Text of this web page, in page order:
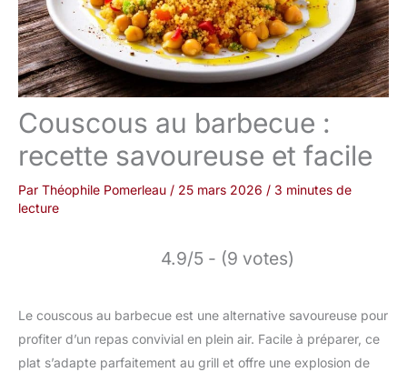
Couscous au barbecue :
recette savoureuse et facile
Par Théophile Pomerleau / 25 mars 2026 / 3 minutes de
lecture
4.9/5 - (9 votes)
Le couscous au barbecue est une alternative savoureuse pour
profiter d’un repas convivial en plein air. Facile à préparer, ce
plat s’adapte parfaitement au grill et offre une explosion de